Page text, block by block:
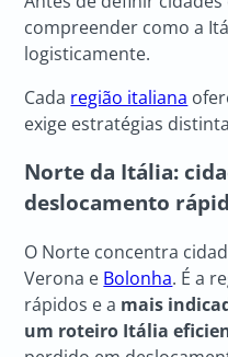
compreender como a
logisticamente.
Cada região italiana
exige estratégias
Norte da Itália:
deslocamento
O Norte concentra
Verona e Bolonha. É a
rápidos e a mais
um roteiro Itália